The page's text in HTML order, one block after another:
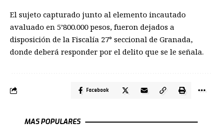
El sujeto capturado junto al elemento incautado
avaluado en 5’800.000 pesos, fueron dejados a
disposición de la Fiscalía 27° seccional de Granada,
donde deberá responder por el delito que se le señala.
Facebook
MAS POPULARES